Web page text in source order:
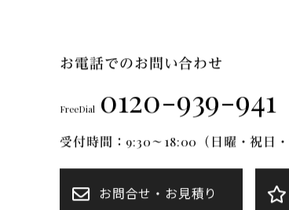
お電話でのお問い合わせ
FreeDial 0120-939-941
受付時間：9:30～18:00（日曜・祝日
お問合せ・お見積り